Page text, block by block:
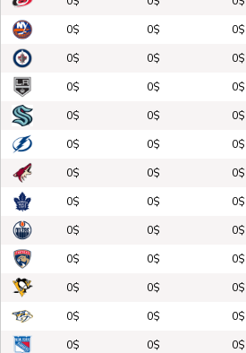
0$
0$ 0$
0$
0$ 0$
0$
0$ 0$
0$
0$ 0$
0$
0$ 0$
0$
0$ 0$
0$
0$ 0$
0$
0$ 0$
0$
0$ 0$
0$
0$ 0$
0$
0$ 0$
0$
0$ 0$